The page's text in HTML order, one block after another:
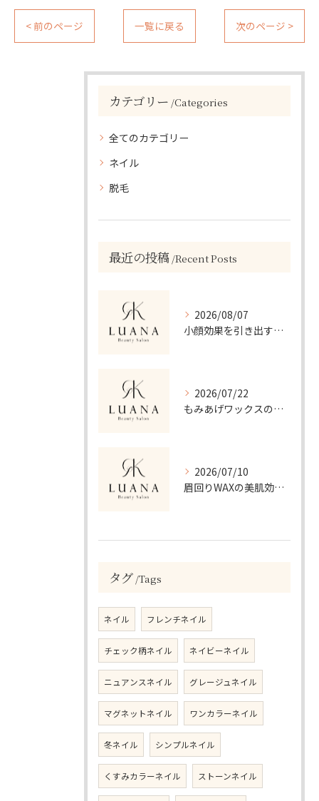
< 前のページ 一覧に戻る 次のページ >
カテゴリー Categories
全てのカテゴリー
ネイル
脱毛
最近の投稿 Recent Posts
2026/08/07
小顔効果を引き出すフェイシャル施術の秘密
2026/07/22
もみあげワックスの美肌効果と安全性解説
2026/07/10
眉回りWAXの美肌効果と正しいケア方法
タグ Tags
ネイル フレンチネイル
チェック柄ネイル ネイビーネイル
ニュアンスネイル グレージュネイル
マグネットネイル ワンカラーネイル
冬ネイル シンプルネイル
くすみカラーネイル ストーンネイル